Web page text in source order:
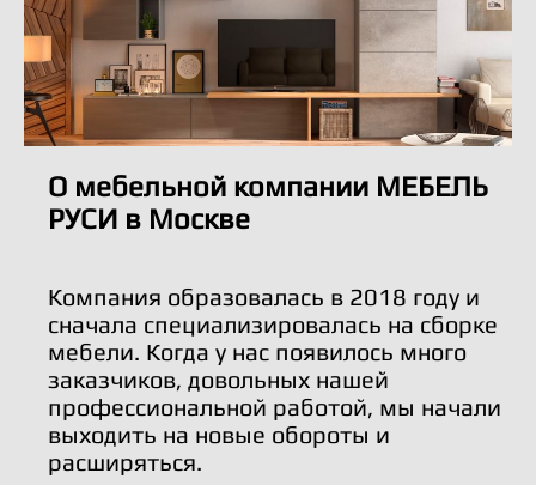
О мебельной компании МЕБЕЛЬ
РУСИ в Москве
Компания образовалась в 2018 году и
сначала специализировалась на сборке
мебели. Когда у нас появилось много
заказчиков, довольных нашей
профессиональной работой, мы начали
выходить на новые обороты и
расширяться.